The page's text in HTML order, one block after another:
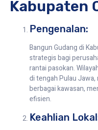
Kabupaten
Pengenalan:
Bangun Gudang di
strategis bagi
rantai pasokan.
di tengah Pulau
berbagai kawasan,
efisien.
Keahlian